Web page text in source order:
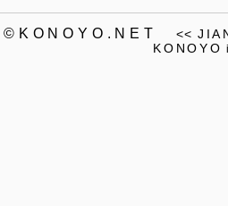
©KONOYO.NET <<
KONOYO